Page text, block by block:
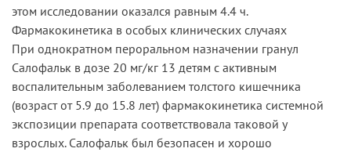
этом исследовании оказался равным 4.4 ч.
Фармакокинетика в особых клинических случаях
При однократном пероральном назначении гранул
Салофальк в дозе 20 мг/кг 13 детям с активным
воспалительным заболеванием толстого кишечника
(возраст от 5.9 до 15.8 лет) фармакокинетика системной
экспозиции препарата соответствовала таковой у
взрослых. Салофальк был безопасен и хорошо